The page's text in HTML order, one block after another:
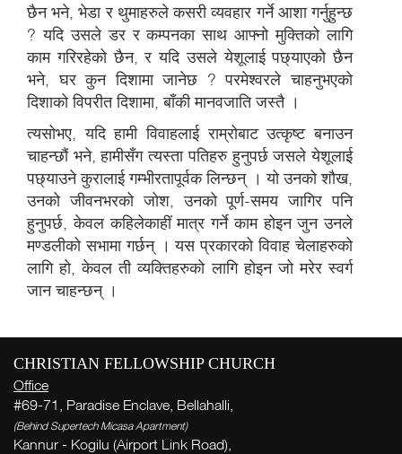
छैन भने, भेडा र थुमाहरुले कसरी व्यवहार गर्ने आशा गर्नुहुन्छ
? यदि उसले डर र कम्पनका साथ आफ्नो मुक्तिको लागि
काम गरिरहेको छैन, र यदि उसले येशूलाई पछ्याएको छैन
भने, घर कुन दिशामा जानेछ ? परमेश्वरले चाहनुभएको
दिशाको विपरीत दिशामा, बाँकी मानवजाति जस्तै ।
त्यसोभए, यदि हामी विवाहलाई राम्रोबाट उत्कृष्ट बनाउन
चाहन्छौं भने, हामीसँग त्यस्ता पतिहरु हुनुपर्छ जसले येशूलाई
पछ्याउने कुरालाई गम्भीरतापूर्वक लिन्छन् । यो उनको शौख,
उनको जीवनभरको जोश, उनको पूर्ण-समय जागिर पनि
हुनुपर्छ, केवल कहिलेकाहीं मात्र गर्ने काम होइन जुन उनले
मण्डलीको सभामा गर्छन् । यस प्रकारको विवाह चेलाहरुको
लागि हो, केवल ती व्यक्तिहरुको लागि होइन जो मरेर स्वर्ग
जान चाहन्छन् ।
CHRISTIAN FELLOWSHIP CHURCH
Office
#69-71, Paradise Enclave, Bellahalli,
(Behind Supertech Micasa Apartment)
Kannur - Kogilu (Airport Link Road),